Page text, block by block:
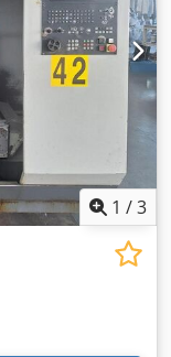
1 /3